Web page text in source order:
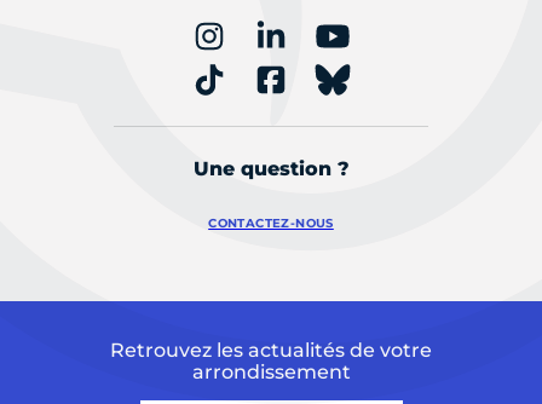
Une question ?
CONTACTEZ-NOUS
Retrouvez les actualités de votre
arrondissement